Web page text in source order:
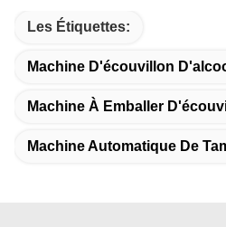
Les Étiquettes:
Machine D'écouvillon
Machine À Emballer
Machine Automatique De